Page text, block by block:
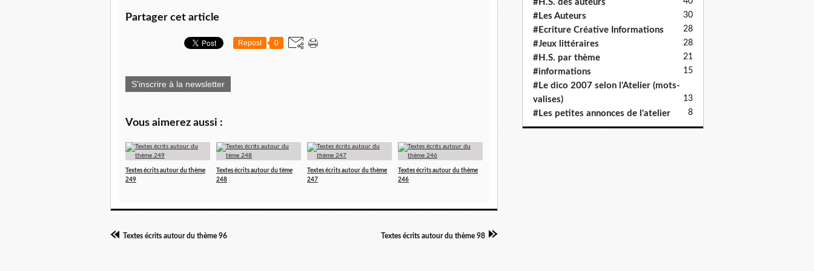
Partager cet article
Repost 0
S'inscrire à la newsletter
Vous aimerez aussi :
Textes écrits autour du thème
249
Textes écrits autour du tème
248
Textes écrits autour du thème
247
Textes écrits autour du thème
246
Textes écrits autour du thème 96 Textes écrits autour du thème 98
#H.S. des auteurs
#Les Auteurs 30
#Ecriture Créative Informations 28
#Jeux littéraires 28
#H.S. par thème 21
#informations 15
#Le dico 2007 selon l'Atelier (mots-
valises)
13
#Les petites annonces de l'atelier 8